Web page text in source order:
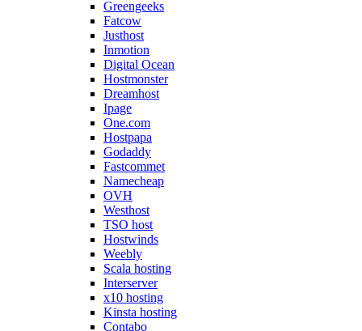
Greengeeks
Fatcow
Justhost
Inmotion
Digital Ocean
Hostmonster
Dreamhost
Ipage
One.com
Hostpapa
Godaddy
Fastcommet
Namecheap
OVH
Westhost
TSO host
Hostwinds
Weebly
Scala hosting
Interserver
x10 hosting
Kinsta hosting
Contabo